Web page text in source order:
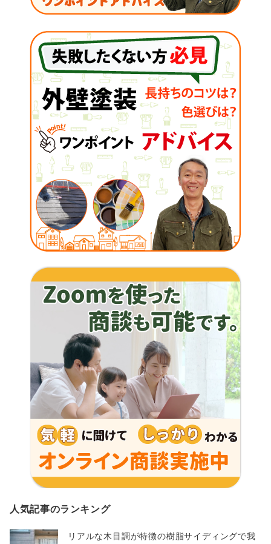
人気記事のランキング
リアルな木目調が特徴の樹脂サイディングで我